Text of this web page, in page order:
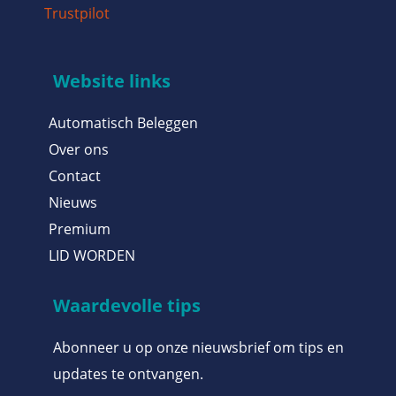
Trustpilot
Website links
Automatisch Beleggen
Over ons
Contact
Nieuws
Premium
LID WORDEN
Waardevolle tips
Abonneer u op onze nieuwsbrief om tips en
updates te ontvangen.